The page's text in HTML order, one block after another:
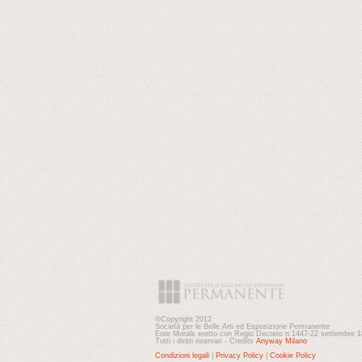
©Copyright 2012
Società per le Belle Arti ed Esposizione Permanente
Ente Morale eretto con Regio Decreto n.1447-22 settembre
Tutti i diritti riservati - Credits Anyway Milano
Condizioni legali
Privacy Policy Cookie Policy